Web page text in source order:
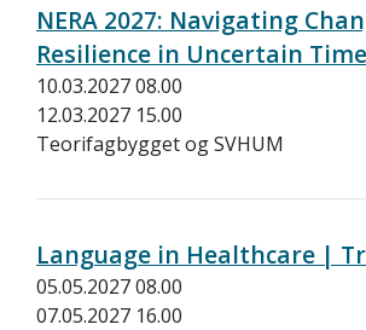
NERA 2027: Navigating
Resilience in Uncertain
10.03.2027 08.00
12.03.2027 15.00
Teorifagbygget og SVHUM
Language in Healthcare |
05.05.2027 08.00
07.05.2027 16.00